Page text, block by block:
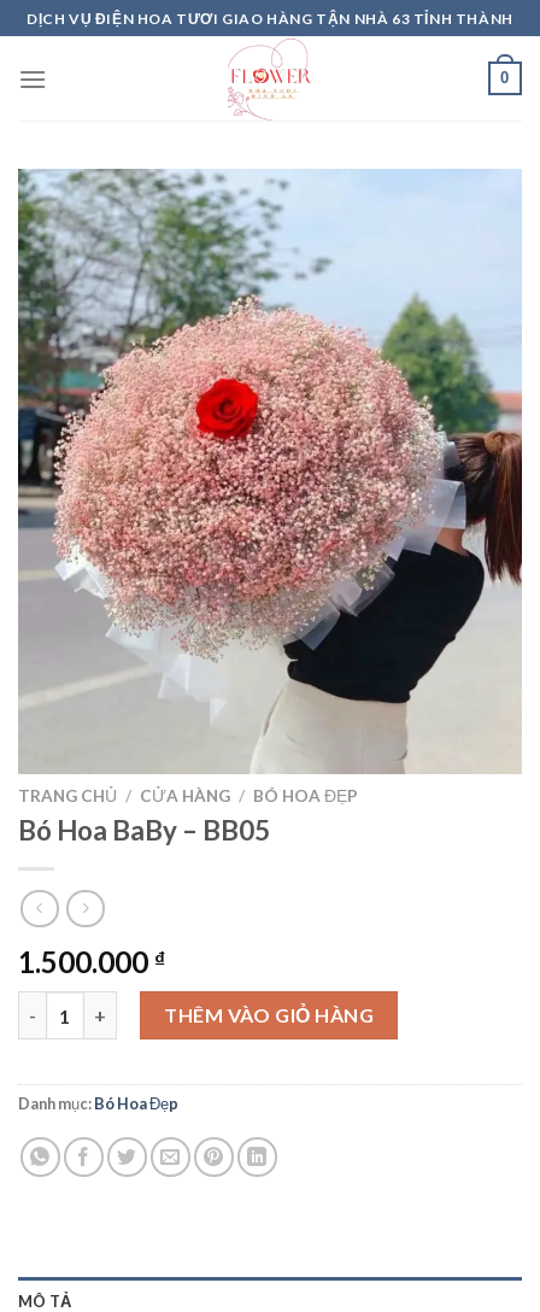
Skip
to
content
DỊCH VỤ ĐIỆN HOA TƯƠI GIAO HÀNG TẬN NHÀ 63 TỈNH THÀNH
0
TRANG CHỦ / CỬA HÀNG / BÓ HOA ĐẸP
Bó Hoa BaBy – BB05
1.500.000 ₫
Bó Hoa BaBy - BB05 số lượngTHÊM VÀO GIỎ HÀNG
Danh mục:Bó Hoa Đẹp
MÔ TẢ